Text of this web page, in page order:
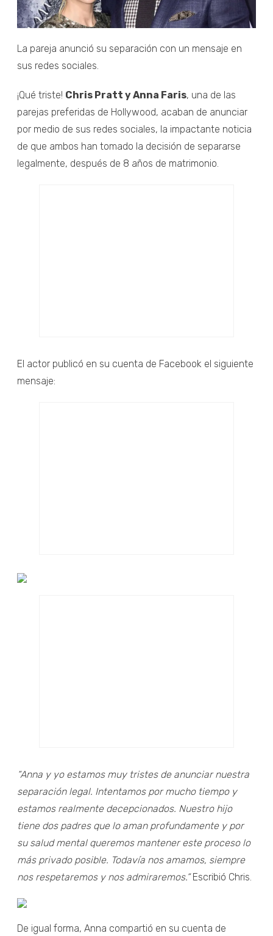
La pareja anunció su separación con un mensaje en
sus redes sociales.
¡Qué triste! Chris Pratt y Anna Faris, una de las
parejas preferidas de Hollywood, acaban de anunciar
por medio de sus redes sociales, la impactante noticia
de que ambos han tomado la decisión de separarse
legalmente, después de 8 años de matrimonio.
El actor publicó en su cuenta de Facebook el siguiente
mensaje:
“Anna y yo estamos muy tristes de anunciar nuestra
separación legal. Intentamos por mucho tiempo y
estamos realmente decepcionados. Nuestro hijo
tiene dos padres que lo aman profundamente y por
su salud mental queremos mantener este proceso lo
más privado posible. Todavía nos amamos, siempre
nos respetaremos y nos admiraremos.”Escribió Chris.
De igual forma, Anna compartió en su cuenta de